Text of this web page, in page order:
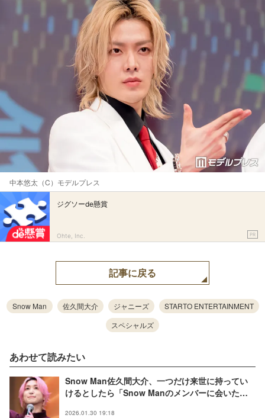
中本悠太（C）モデルプレス
ジグソーde懸賞
Ohte, Inc. PR
記事に戻る
Snow Man 佐久間大介 ジャニーズ
STARTO ENTERTAINMENT
スペシャルズ
あわせて読みたい
Snow Man佐久間大介、一つだけ来世に持ってい
けるとしたら「Snow Manのメンバーに会いた
2026.01.30 19:18